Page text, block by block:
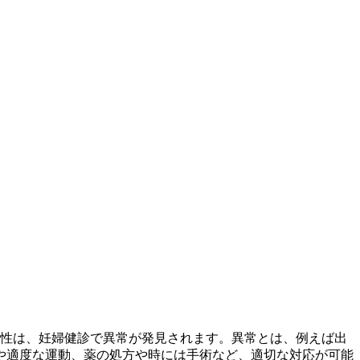
は、妊婦健診で異常が発見されます。異常とは、例えば出
度な運動、薬の処方や時には手術など、適切な対応が可能